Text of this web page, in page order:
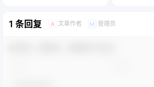
1 条回复 A 文章作者 M 管理员